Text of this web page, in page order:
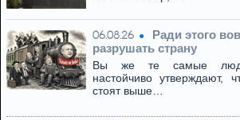
06.08.26
Ради этого
разрушать страну
Вы же те самые
настойчиво утверждают,
стоят выше…